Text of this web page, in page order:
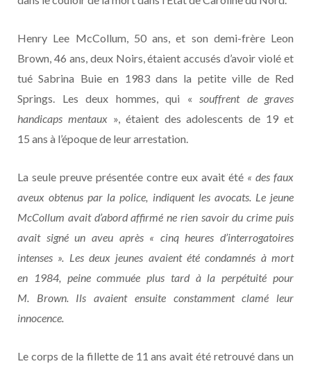
Henry Lee McCollum, 50 ans, et son demi-frère Leon
Brown, 46 ans, deux Noirs, étaient accusés d’avoir violé et
tué Sabrina Buie en 1983 dans la petite ville de Red
Springs. Les deux hommes, qui « souffrent de graves
handicaps mentaux», étaient des adolescents de 19 et
15 ans à l’époque de leur arrestation.
La seule preuve présentée contre eux avait été « des faux
aveux obtenus par la police, indiquent les avocats. Le jeune
McCollum avait d’abord affirmé ne rien savoir du crime puis
avait signé un aveu après « cinq heures d’interrogatoires
intenses ». Les deux jeunes avaient été condamnés à mort
en 1984, peine commuée plus tard à la perpétuité pour
M. Brown. Ils avaient ensuite constamment clamé leur
innocence.
Le corps de la fillette de 11 ans avait été retrouvé dans un